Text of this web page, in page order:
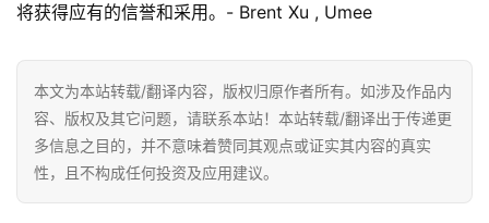
将获得应有的信誉和采用。- Brent Xu , Umee
本文为本站转载/翻译内容，版权归原作者所有。如涉及作品内
容、版权及其它问题，请联系本站！本站转载/翻译出于传递更
多信息之目的，并不意味着赞同其观点或证实其内容的真实
性，且不构成任何投资及应用建议。